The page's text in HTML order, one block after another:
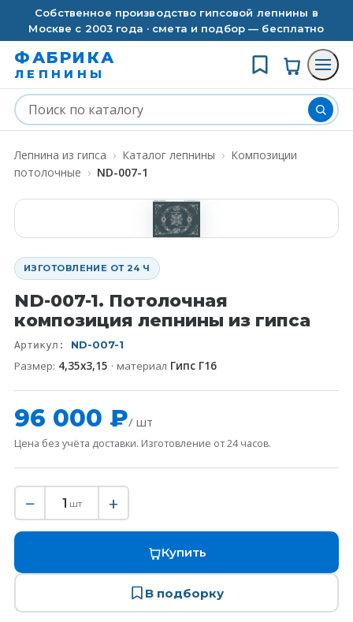
Собственное производство гипсовой лепнины в
Москве с 2003 года · смета и подбор — бесплатно
ФАБРИКА
ЛЕПНИНЫ
Лепнина из гипса › Каталог лепнины › Композиции
потолочные › ND-007-1
ИЗГОТОВЛЕНИЕ ОТ 24 Ч
ND-007-1. Потолочная
композиция лепнины из гипса
Артикул: ND-007-1
Размер: 4,35х3,15 · материал Гипс Г16
96 000 ₽/ шт
Цена без учёта доставки. Изготовление от 24 часов.
− 1 шт +
Купить
В подборку